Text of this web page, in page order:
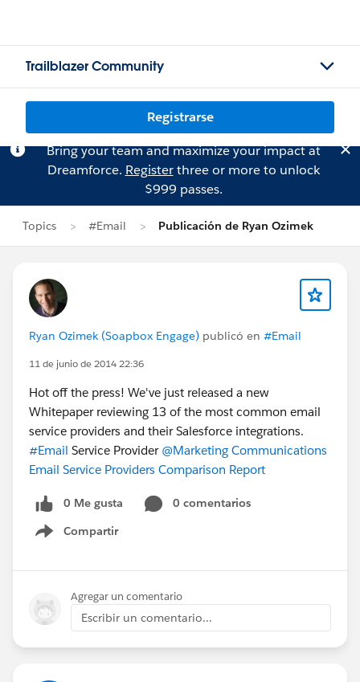
Trailblazer Community
Registrarse
Bring your team and maximize your impact at
Dreamforce. Registerthree or more to unlock
$999 passes.
Topics #Email Publicación de Ryan Ozimek
Ryan Ozimek (Soapbox Engage) publicó en #Email
11 de junio de 2014 22:36
Hot off the press! We've just released a new
Whitepaper reviewing 13 of the most common email
service providers and their Salesforce integrations.
#Email Service Provider @Marketing Communications
Email Service Providers Comparison Report
0 Me gusta
0 comentarios
Compartir
Show menu
Agregar un comentario
Escribir un comentario...